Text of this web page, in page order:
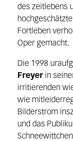
des zeitlebens
Fortleben
Oper gemacht.
Die 1998
Freyerin
irritierenden
wie
Bilderstrom
und das